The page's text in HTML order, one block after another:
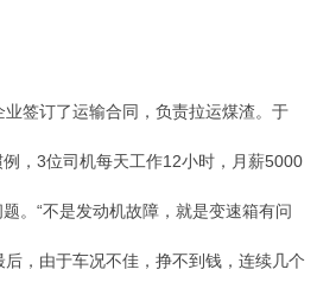
签订了运输合同，负责拉运煤渣。于
，3位司机每天工作12小时，月薪5000
。“不是发动机故障，就是变速箱有问
，由于车况不佳，挣不到钱，连续几个